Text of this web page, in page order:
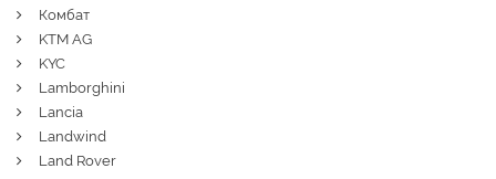
Комбат
KTM AG
KYC
Lamborghini
Lancia
Landwind
Land Rover